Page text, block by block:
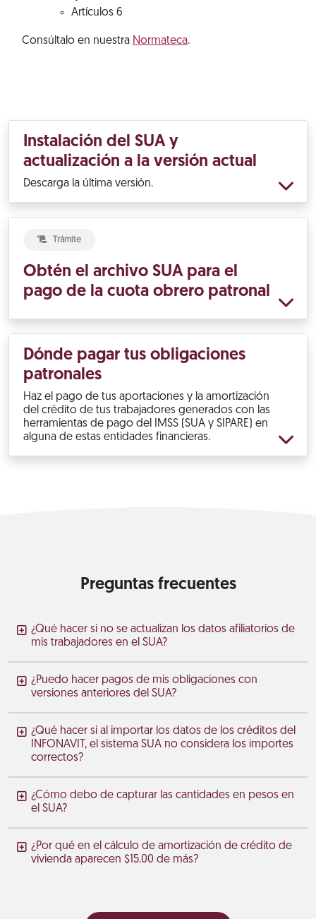
Artículos 6
Consúltalo en nuestra Normateca.
Instalación del SUA y
actualización a la versión actual
Descarga la última versión.
Trámite
Obtén el archivo SUA para el
pago de la cuota obrero patronal
Dónde pagar tus obligaciones
patronales
Haz el pago de tus aportaciones y la amortización
del crédito de tus trabajadores generados con las
herramientas de pago del IMSS (SUA y SIPARE) en
alguna de estas entidades financieras.
Preguntas frecuentes
¿Qué hacer si no se actualizan los datos afiliatorios de
mis trabajadores en el SUA?
¿Puedo hacer pagos de mis obligaciones con
versiones anteriores del SUA?
¿Qué hacer si al importar los datos de los créditos del
INFONAVIT, el sistema SUA no considera los importes
correctos?
¿Cómo debo de capturar las cantidades en pesos en
el SUA?
¿Por qué en el cálculo de amortización de crédito de
vivienda aparecen $15.00 de más?